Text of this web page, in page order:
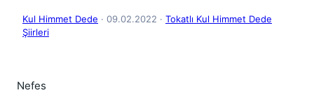
Kul Himmet Dede · 09.02.2022 · Tokatlı Kul Himmet Dede
Şiirleri
Nefes